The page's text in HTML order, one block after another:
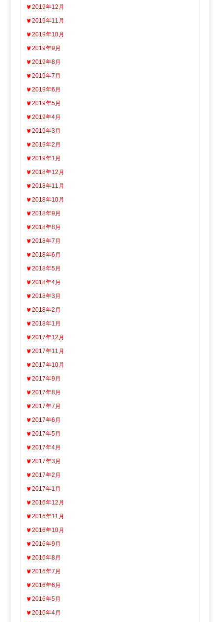
2019年12月
2019年11月
2019年10月
2019年9月
2019年8月
2019年7月
2019年6月
2019年5月
2019年4月
2019年3月
2019年2月
2019年1月
2018年12月
2018年11月
2018年10月
2018年9月
2018年8月
2018年7月
2018年6月
2018年5月
2018年4月
2018年3月
2018年2月
2018年1月
2017年12月
2017年11月
2017年10月
2017年9月
2017年8月
2017年7月
2017年6月
2017年5月
2017年4月
2017年3月
2017年2月
2017年1月
2016年12月
2016年11月
2016年10月
2016年9月
2016年8月
2016年7月
2016年6月
2016年5月
2016年4月